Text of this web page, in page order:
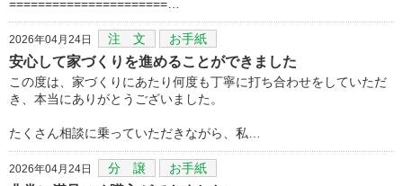
======================…
2026年04月24日 注 文 お手紙
安心して家づくりを進めることができました
この度は、家づくりにあたり何度も丁寧に打ち合わせをしていただ
き、本当にありがとうございました。
たくさん相談に乗っていただきながら、私…
2026年04月24日 分 譲 お手紙